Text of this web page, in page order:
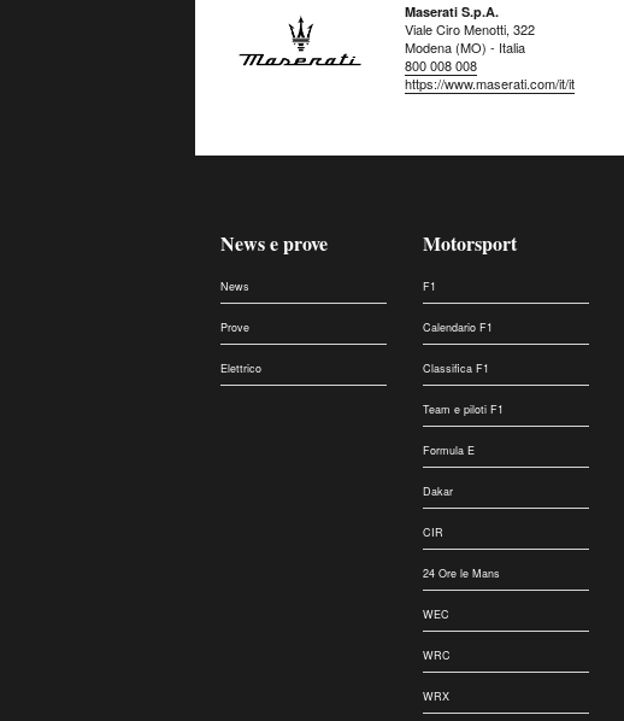
Maserati S.p.A.
Viale Ciro Menotti, 322
Modena (MO) - Italia
800 008 008
https://www.maserati.com/it/it
News e prove
News
Prove
Elettrico
Motorsport
F1
Calendario F1
Classifica F1
Team e piloti F1
Formula E
Dakar
CIR
24 Ore le Mans
WEC
WRC
WRX